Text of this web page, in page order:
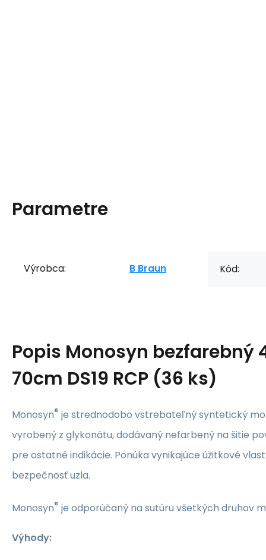
Parametre
Výrobca: B Braun Kód:
Popis Monosyn bezfarebný
70cm DS19 RCP (36 ks)
Monosyn® je strednodobo vstrebateľný syntetický
vyrobený z glykonátu, dodávaný nefarbený na šitie
pre ostatné indikácie. Ponúka vynikajúce úžitkové
bezpečnosť uzla.
Monosyn® je odporúčaný na sutúru všetkých druhov
Výhody: